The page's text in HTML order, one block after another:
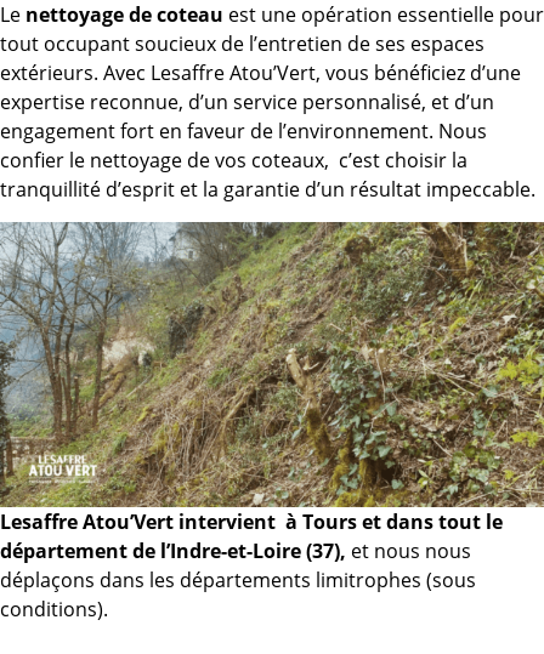
Le nettoyage de coteau est une opération essentielle pour
tout occupant soucieux de l’entretien de ses espaces
extérieurs. Avec Lesaffre Atou’Vert, vous bénéficiez d’une
expertise reconnue, d’un service personnalisé, et d’un
engagement fort en faveur de l’environnement. Nous
confier le nettoyage de vos coteaux, c’est choisir la
tranquillité d’esprit et la garantie d’un résultat impeccable.
Lesaffre Atou’Vert intervient à Tours et dans tout le
département de l’Indre-et-Loire (37), et nous nous
déplaçons dans les départements limitrophes (sous
conditions).